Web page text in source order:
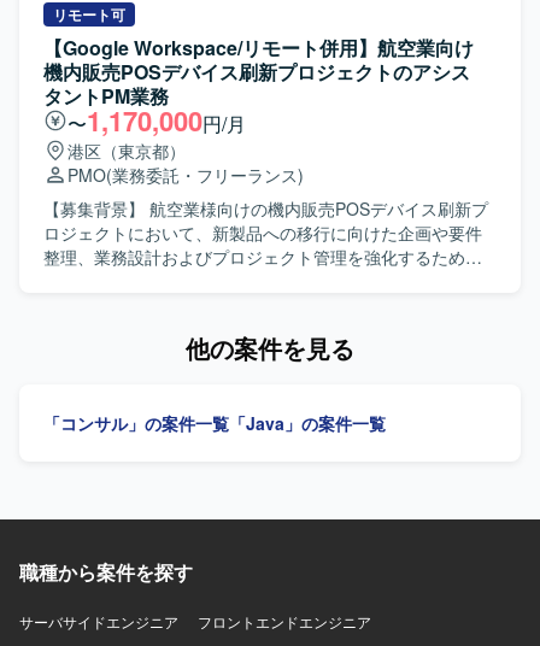
ます。 【開発環境】 Javaを中心とした開発環境にて、競馬
システムの追加開発およびマイグレーション対応を行いま
す。PHPやコンテナ技術、マイクロサービスなども一部の
領域で利用される想定です。
連携し、データ連携基盤の改善や自動化推進、データイン
ターフェース戦略の立案・実行を推進していただきます。
Informatica Power CenterまたはCDI-PCジョブおよびシェ
ルスクリプトバッチジョブの分析・開発・保守・サポー
ト・拡張を行っていただきます。 再利用可能なスクリプト
の作成による手作業の削減を行っていただきます。 クライ
アントのリーダーシップと協力し、ETL・バッチデータイン
ターフェースタスクの目標を特定・設定し、その目標達成
に向けて実行していただきます。 ETLアプリケーション戦
略の構築とサポートに関わる業務を遂行していただきま
す。 ビジネスおよびIT関係者と協力し、データインターフ
推進できる方を求めています。 【ポジションの魅力】 大規
深く関与できる環境です。 【開発環境】 Informatica Power
リモート可
【Google Workspace/リモート併用】航空業向け
機内販売POSデバイス刷新プロジェクトのアシス
タントPM業務
〜1,170,000円/月
港区（東京都）
PMO(業務委託・フリーランス)
【募集背景】 航空業様向けの機内販売POSデバイス刷新プ
ロジェクトにおいて、新製品への移行に向けた企画や要件
整理、業務設計およびプロジェクト管理を強化するための
ジェクト管理をご担当いただきます。 ブレインストーミン
に関する調査結果の分析および戦略チーム向け引継ぎ資料
おける各種決済シナリオを整理し、業務フローを作成いた
に関する業務・システムフローを作成いたします。 新POS
よび検討事項を整理いたします。 端末・デバイス運用計画
他の案件を見る
「コンサル」の案件一覧 「Java」の案件一覧
職種から案件を探す
サーバサイドエンジニア
フロントエンドエンジニア